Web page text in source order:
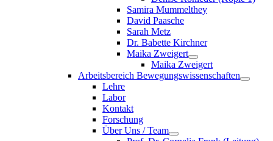
Samira Mummelthey
David Paasche
Sarah Metz
Dr. Babette Kirchner
Maika Zweigert
Maika Zweigert
Arbeitsbereich Bewegungswissenschaften
Lehre
Labor
Kontakt
Forschung
Über Uns / Team